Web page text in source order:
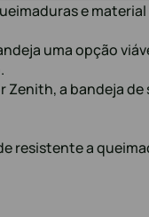
e
uma opção
a bandeja de
resistente a